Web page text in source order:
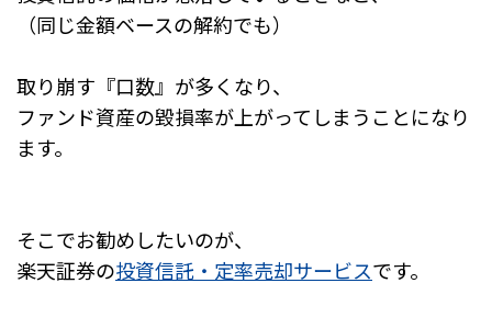
（同じ金額ベースの解約でも）
取り崩す『口数』が多くなり、
ファンド資産の毀損率が上がってしまうことになり
ます。
そこでお勧めしたいのが、
楽天証券の投資信託・定率売却サービスです。